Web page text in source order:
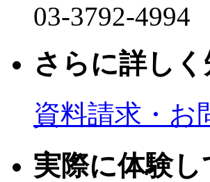
03-3792-4994
さらに詳し
資料請求・お
実際に体験